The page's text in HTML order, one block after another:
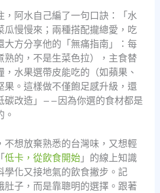
，阿水自己編了一句口訣：「水
瓜慢慢來；兩種搭配攏總愛，吃
大方分享他的「無痛指南」：每
熟的，不是生菜色拉），主食替
水果選帶皮能吃的（如蘋果、
果。這樣做不僅飽足感升級，還
碳改造」——因為你選的食材都是
。
不想放棄熟悉的台灣味，又想輕
低卡，從飲食開始」的線上知識
學化又接地氣的飲食撇步。記
肚子，而是靠聰明的選擇。跟著